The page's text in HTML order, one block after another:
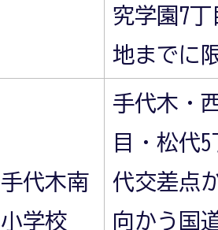
究学園7丁
地までに
手代木南
小学校
手代木・
目・松代
代交差点
向かう国